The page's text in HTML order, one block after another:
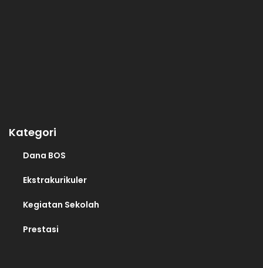
Kategori
Dana BOS
Ekstrakurikuler
Kegiatan Sekolah
Prestasi